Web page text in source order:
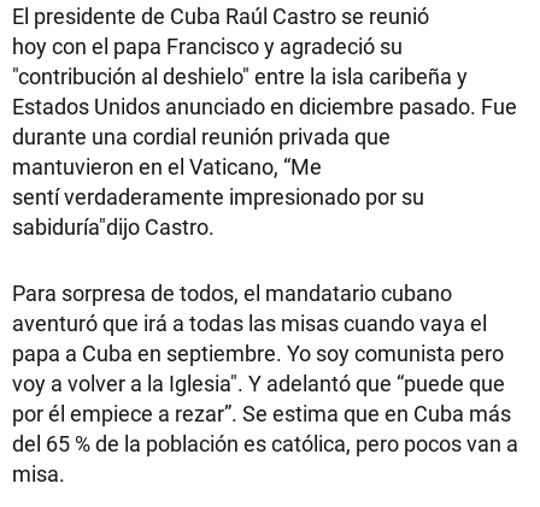
El presidente de Cuba Raúl Castro se reunió
hoy con el papa Francisco y agradeció su
"contribución al deshielo" entre la isla caribeña y
Estados Unidos anunciado en diciembre pasado. Fue
durante una cordial reunión privada que
mantuvieron en el Vaticano, “Me
sentí verdaderamente impresionado por su
sabiduría"dijo Castro.
Para sorpresa de todos, el mandatario cubano
aventuró que irá a todas las misas cuando vaya el
papa a Cuba en septiembre. Yo soy comunista pero
voy a volver a la Iglesia". Y adelantó que “puede que
por él empiece a rezar”. Se estima que en Cuba más
del 65 % de la población es católica, pero pocos van a
misa.